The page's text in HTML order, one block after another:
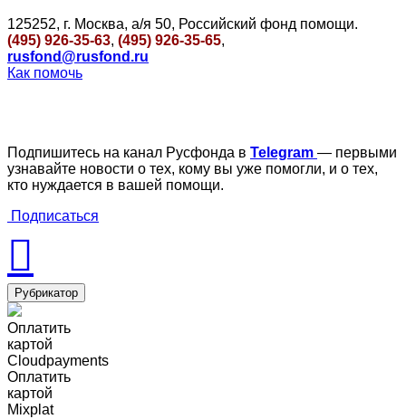
125252, г. Москва, а/я 50, Российский фонд помощи.
(495) 926-35-63, (495) 926-35-65,
rusfond@rusfond.ru
Как помочь
Подпишитесь на канал Русфонда в Telegram — первыми
узнавайте новости о тех, кому вы уже помогли, и о тех,
кто нуждается в вашей помощи.
Подписаться
Рубрикатор
Оплатить
картой
Cloudpayments
Оплатить
картой
Mixplat